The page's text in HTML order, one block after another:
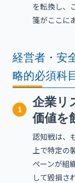
を転換し、
箋がここに
経営者・安
略的必須科
1
企業リ
価値を
認知戦は、
上で特定の
ペーンが組
して毀損さ